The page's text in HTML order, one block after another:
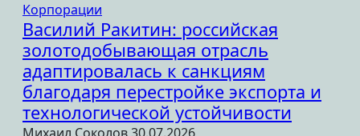
Корпорации
Василий Ракитин: российская
золотодобывающая отрасль
адаптировалась к санкциям
благодаря перестройке экспорта и
технологической устойчивости